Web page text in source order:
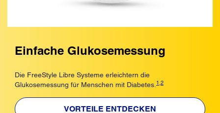
Einfache Glukosemessung
Die FreeStyle Libre Systeme erleichtern die
Glukosemessung für Menschen mit Diabetes. 1 2
VORTEILE ENTDECKEN